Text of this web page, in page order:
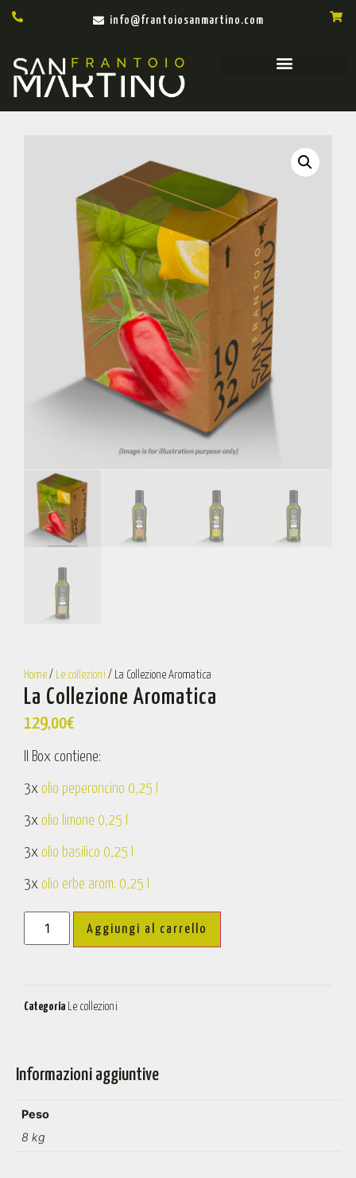
info@frantoiosanmartino.com
Home / Le collezioni / La Collezione Aromatica
La Collezione Aromatica
129,00€
Il Box contiene:
3x olio peperoncino 0,25 l
3x olio limone 0,25 l
3x olio basilico 0,25 l
3x olio erbe arom. 0,25 l
Aggiungi al carrello
Categoria Le collezioni
Informazioni aggiuntive
Peso
8 kg